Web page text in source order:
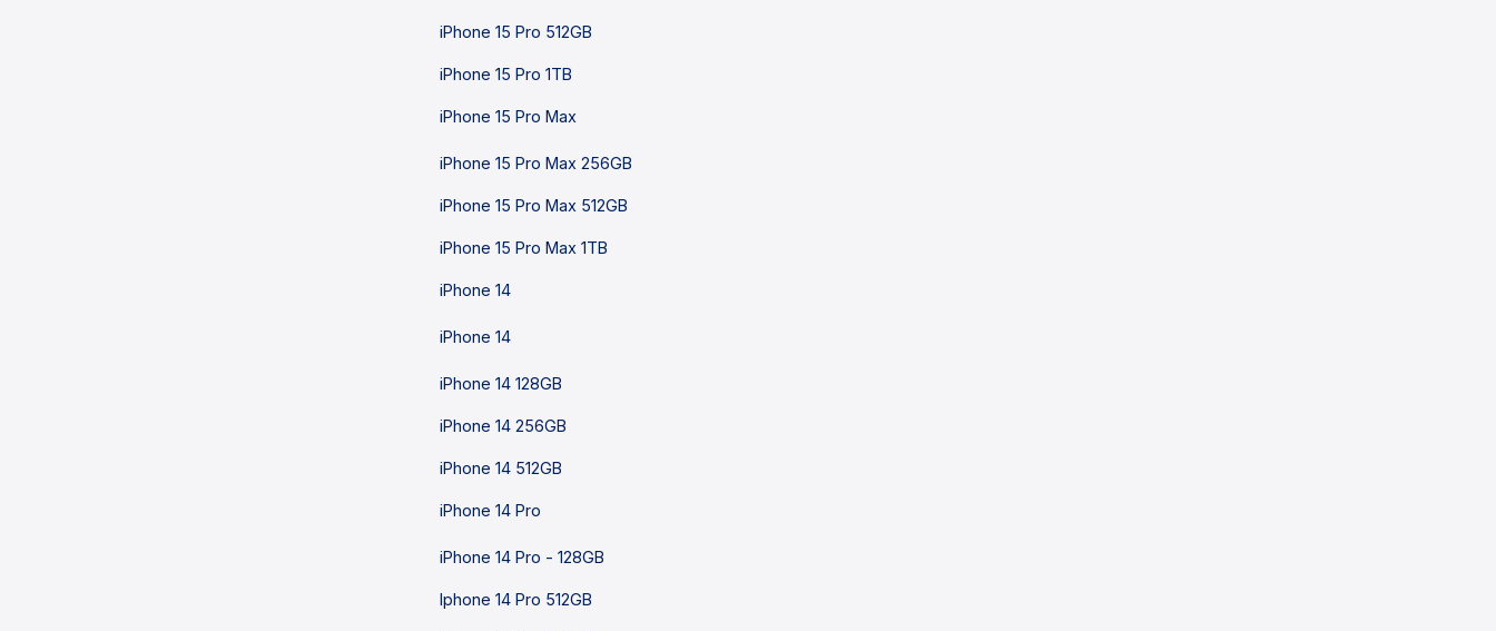
iPhone 15 Pro 512GB
iPhone 15 Pro 1TB
iPhone 15 Pro Max
iPhone 15 Pro Max 256GB
iPhone 15 Pro Max 512GB
iPhone 15 Pro Max 1TB
iPhone 14
iPhone 14
iPhone 14 128GB
iPhone 14 256GB
iPhone 14 512GB
iPhone 14 Pro
iPhone 14 Pro - 128GB
Iphone 14 Pro 512GB